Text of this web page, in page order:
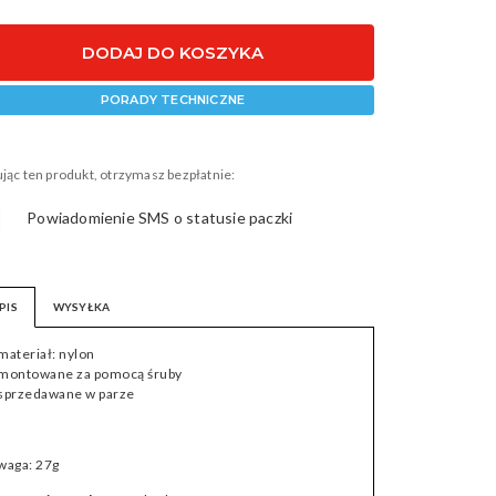
DODAJ DO KOSZYKA
PORADY TECHNICZNE
ten produkt, otrzymasz bezpłatnie:
Powiadomienie SMS o statusie paczki
WYSYŁKA
nylon
za pomocą śruby
w parze
27g